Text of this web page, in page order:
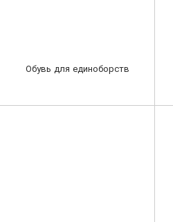
Обувь для единоборств